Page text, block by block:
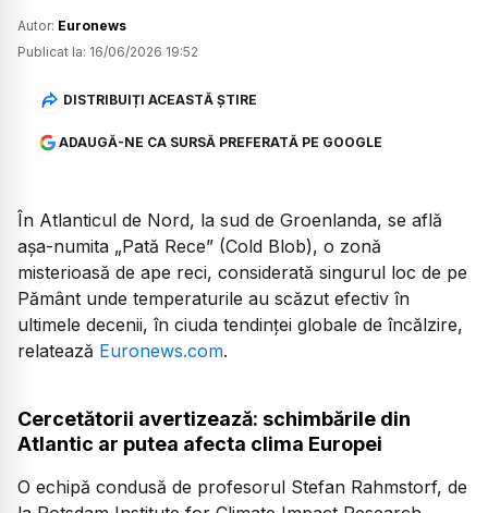
Autor: Euronews
Publicat la: 16/06/2026 19:52
DISTRIBUIȚI ACEASTĂ ȘTIRE
ADAUGĂ-NE CA SURSĂ PREFERATĂ PE GOOGLE
În Atlanticul de Nord, la sud de Groenlanda, se află
așa-numita „Pată Rece” (Cold Blob), o zonă
misterioasă de ape reci, considerată singurul loc de pe
Pământ unde temperaturile au scăzut efectiv în
ultimele decenii, în ciuda tendinței globale de încălzire,
relatează Euronews.com.
Cercetătorii avertizează: schimbările din
Atlantic ar putea afecta clima Europei
O echipă condusă de profesorul Stefan Rahmstorf, de